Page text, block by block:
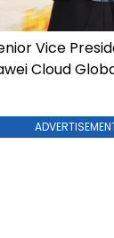
Vice
Cloud